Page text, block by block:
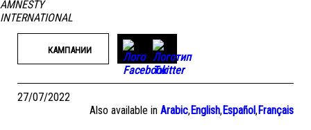
КАМПАНИИ
27/07/2022
Also available in Arabic,English,Español,Français